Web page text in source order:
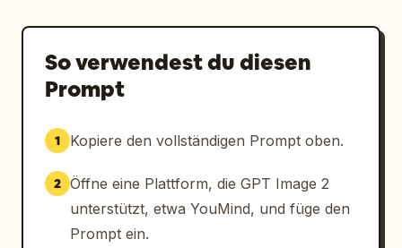
So verwendest du diesen
Prompt
1 Kopiere den vollständigen Prompt oben.
2 Öffne eine Plattform, die GPT Image 2
unterstützt, etwa YouMind, und füge den
Prompt ein.